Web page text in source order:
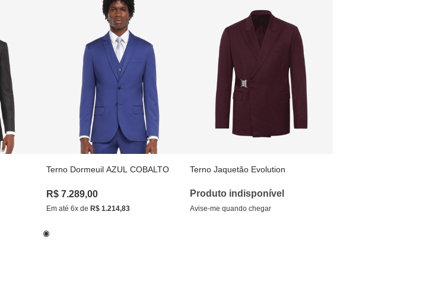
Terno Dormeuil AZUL COBALTO
R$ 7.289,00
Em até 6x de R$ 1.214,83
Terno Jaquetão Evolution
Produto indisponível
Avise-me quando chegar